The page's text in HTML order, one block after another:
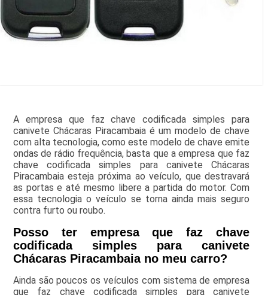
A empresa que faz chave codificada simples para
canivete Chácaras Piracambaia é um modelo de chave
com alta tecnologia, como este modelo de chave emite
ondas de rádio frequência, basta que a empresa que faz
chave codificada simples para canivete Chácaras
Piracambaia esteja próxima ao veículo, que destravará
as portas e até mesmo libere a partida do motor. Com
essa tecnologia o veículo se torna ainda mais seguro
contra furto ou roubo.
Posso ter empresa que faz chave
codificada simples para canivete
Chácaras Piracambaia no meu carro?
Ainda são poucos os veículos com sistema de empresa
que faz chave codificada simples para canivete